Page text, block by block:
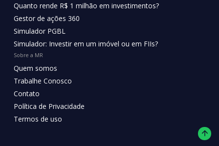
Quanto rende R$ 1 milhão em investimentos?
Gestor de ações 360
Simulador PGBL
Simulador: Investir em um imóvel ou em FIIs?
Sobre a MR
Quem somos
Trabalhe Conosco
Contato
Política de Privacidade
Termos de uso